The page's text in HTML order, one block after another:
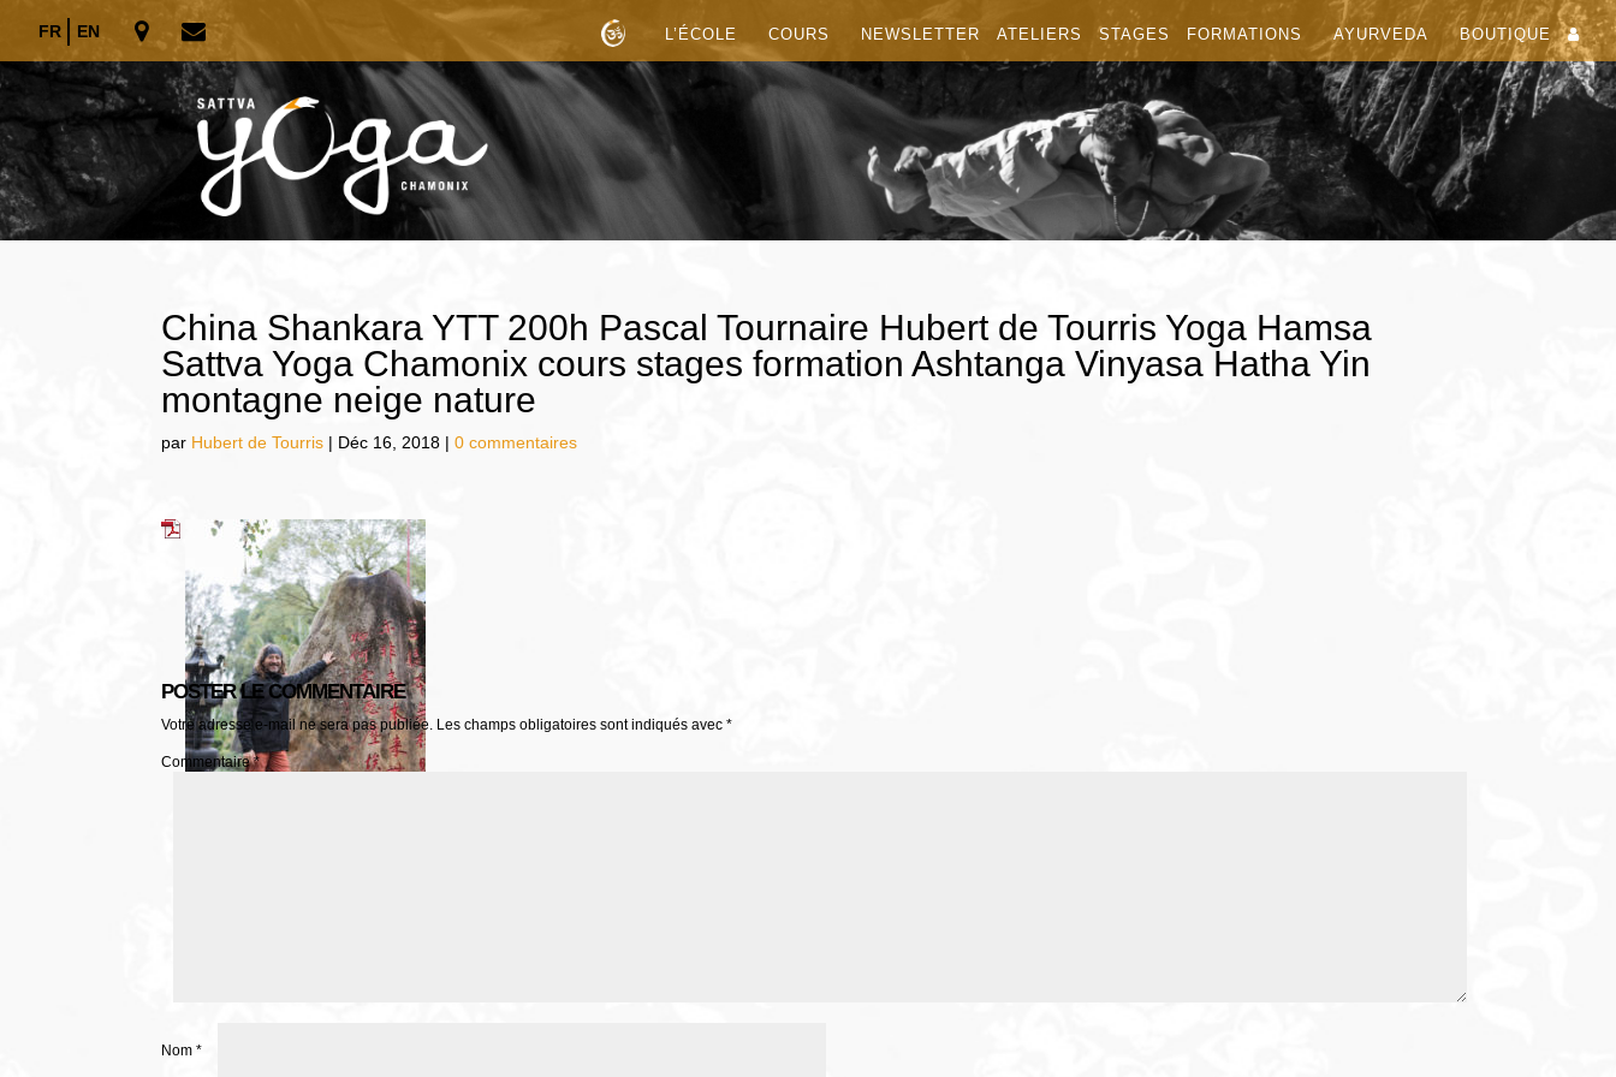
FR EN L’ÉCOLE COURS NEWSLETTER ATELIERS STAGES FORMATIONS AYURVEDA BOUTIQUE
China Shankara YTT 200h Pascal Tournaire Hubert de Tourris Yoga Hamsa
Sattva Yoga Chamonix cours stages formation Ashtanga Vinyasa Hatha Yin
montagne neige nature
par Hubert de Tourris | Déc 16, 2018 |0 commentaires
POSTER LE COMMENTAIRE
Votre adresse e-mail ne sera pas publiée. Les champs obligatoires sont indiqués avec*
Commentaire*
Nom*